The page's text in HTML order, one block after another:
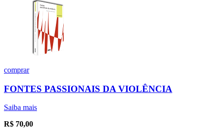
comprar
FONTES PASSIONAIS DA VIOLÊNCIA
Saiba mais
R$ 70,00